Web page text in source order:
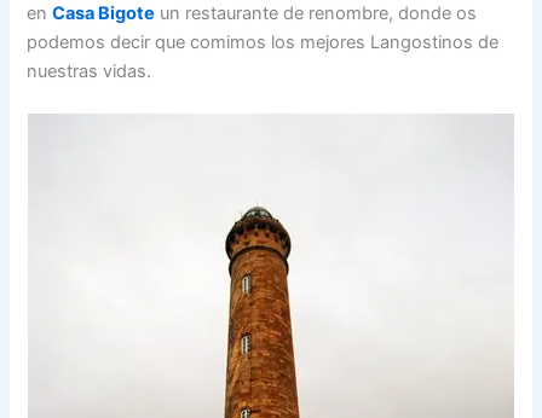
enCasa Bigote un restaurante de renombre, donde os
podemos decir que comimos los mejores Langostinos de
nuestras vidas.